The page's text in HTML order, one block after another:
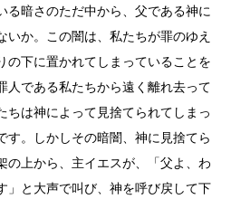
る暗さのただ中から、父である神に
いか。この闇は、私たちが罪のゆえ
の下に置かれてしまっていることを
人である私たちから遠く離れ去って
ちは神によって見捨てられてしまっ
す。しかしその暗闇、神に見捨てら
の上から、主イエスが、「父よ、わ
」と大声で叫び、神を呼び戻して下